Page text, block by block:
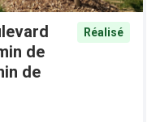
de
de
Réalisé